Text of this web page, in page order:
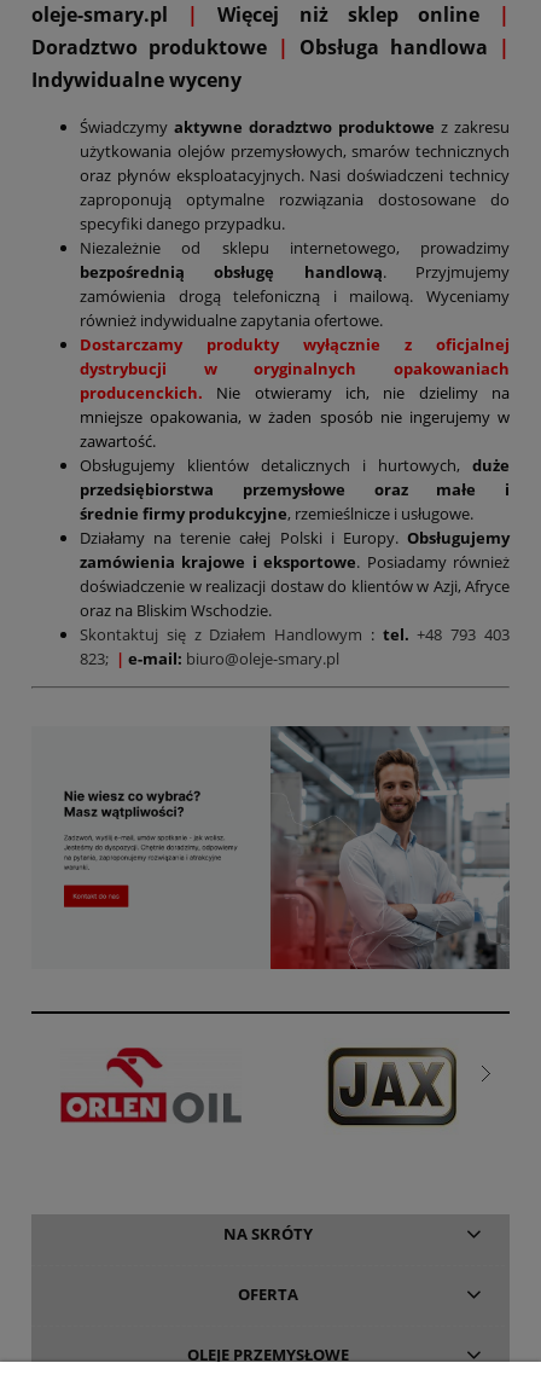
oleje-smary.pl | Więcej niż sklep online
|
Doradztwo produktowe | Obsługa handlowa |
Indywidualne wyceny
Świadczymy aktywne doradztwo produktowe z zakresu
użytkowania olejów przemysłowych, smarów technicznych
oraz płynów eksploatacyjnych. Nasi doświadczeni technicy
zaproponują optymalne rozwiązania dostosowane do
specyfiki danego przypadku.
Niezależnie od sklepu internetowego, prowadzimy
bezpośrednią obsługę handlową. Przyjmujemy
zamówienia drogą telefoniczną i mailową. Wyceniamy
również indywidualne zapytania ofertowe.
Dostarczamy produkty wyłącznie z oficjalnej
dystrybucji w oryginalnych opakowaniach
producenckich. Nie otwieramy ich, nie dzielimy na
mniejsze opakowania, w żaden sposób nie ingerujemy w
zawartość.
Obsługujemy klientów detalicznych i hurtowych, duże
przedsiębiorstwa przemysłowe oraz małe i
średnie firmy produkcyjne, rzemieślnicze i usługowe.
Działamy na terenie całej Polski i Europy. Obsługujemy
zamówienia krajowe i eksportowe. Posiadamy również
doświadczenie w realizacji dostaw do klientów w Azji, Afryce
oraz na Bliskim Wschodzie.
Skontaktuj się z Działem Handlowym : tel.+48 793 403
823; | e-mail: biuro@oleje-smary.pl
NA SKRÓTY
OFERTA
OLEJE PRZEMYSŁOWE